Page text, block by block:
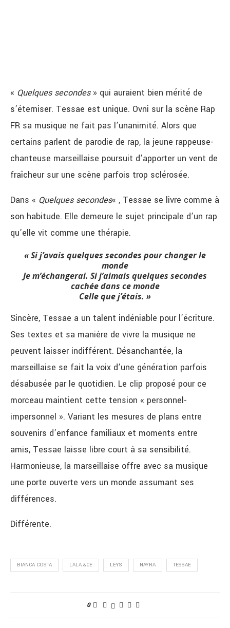
« Quelques secondes» qui auraient bien mérité de
s’éterniser. Tessae est unique. Ovni sur la scène Rap
FR sa musique ne fait pas l’unanimité. Alors que
certains parlent de parodie de rap, la jeune rappeuse-
chanteuse marseillaise poursuit d’apporter un vent de
fraîcheur sur une scène parfois trop sclérosée.
Dans « Quelques secondes« , Tessae se livre comme à
son habitude. Elle demeure le sujet principale d’un rap
qu’elle vit comme une thérapie.
« Si j’avais quelques secondes pour changer le
monde
Je m’échangerai. Si j’aimais quelques secondes
cachée dans ce monde
Celle que j’étais. »
Sincère, Tessae a un talent indéniable pour l’écriture.
Ses textes et sa manière de vivre la musique ne
peuvent laisser indifférent. Désanchantée, la
marseillaise se fait la voix d’une génération parfois
désabusée par le quotidien. Le clip proposé pour ce
morceau maintient cette tension « personnel-
impersonnel ». Variant les mesures de plans entre
souvenirs d’enfance familiaux et moments entre
amis, Tessae laisse libre court à sa sensibilité.
Harmonieuse, la marseillaise offre avec sa musique
une porte ouverte vers un monde assumant ses
différences.
Différente.
BIANCA COSTA LALA &CE LEYS NAYRA TESSAE
0